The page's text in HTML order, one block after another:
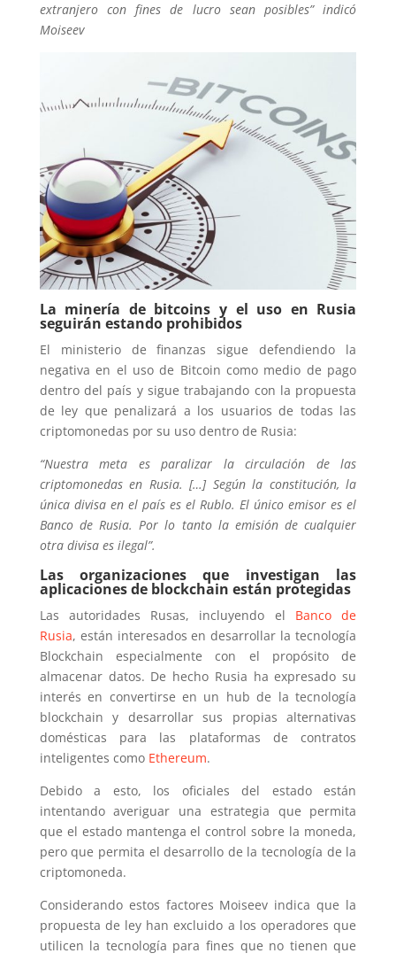
extranjero con fines de lucro sean posibles” indicó
Moiseev
La minería de bitcoins y el uso en Rusia
seguirán estando prohibidos
El ministerio de finanzas sigue defendiendo la
negativa en el uso de Bitcoin como medio de pago
dentro del país y sigue trabajando con la propuesta
de ley que penalizará a los usuarios de todas las
criptomonedas por su uso dentro de Rusia:
“Nuestra meta es paralizar la circulación de las
criptomonedas en Rusia. […] Según la constitución, la
única divisa en el país es el Rublo. El único emisor es el
Banco de Rusia. Por lo tanto la emisión de cualquier
otra divisa es ilegal”.
Las organizaciones que investigan las
aplicaciones de blockchain están protegidas
Las autoridades Rusas, incluyendo el Banco de
Rusia, están interesados en desarrollar la tecnología
Blockchain especialmente con el propósito de
almacenar datos. De hecho Rusia ha expresado su
interés en convertirse en un hub de la tecnología
blockchain y desarrollar sus propias alternativas
domésticas para las plataformas de contratos
inteligentes como Ethereum.
Debido a esto, los oficiales del estado están
intentando averiguar una estrategia que permita
que el estado mantenga el control sobre la moneda,
pero que permita el desarrollo de la tecnología de la
criptomoneda.
Considerando estos factores Moiseev indica que la
propuesta de ley han excluido a los operadores que
utilicen la tecnología para fines que no tienen que